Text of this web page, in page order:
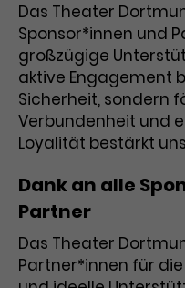
Das Theater
Sponsor*innen und
großzügige
aktive Engagement
Sicherheit, sondern
Verbundenheit und
Loyalität bestärkt
Dank an alle
Partner
Das Theater
Partner*innen für